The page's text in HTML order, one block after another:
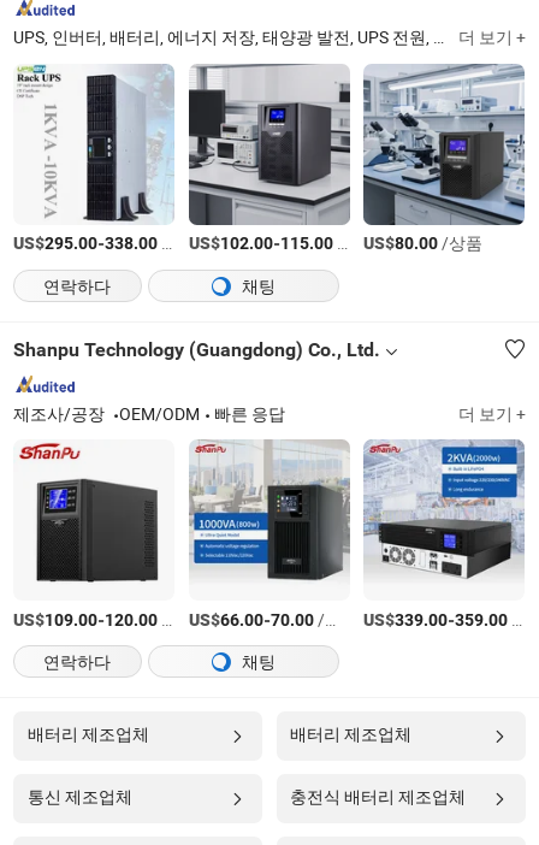
UPS, 인버터, 배터리, 에너지 저장, 태양광 발전, UPS 전원, 휴대용 전원 스테이션, 온라인 UPS, 전원 인버터, DC AC 인버터 더 보기 +
US$295.00-338.00 US$102.00-115.00/상품 US$80.00/상품
연락하다
채팅
Shanpu Technology (Guangdong) Co., Ltd.
제조사/공장 OEM/ODM 빠른 응답 더 보기 +
US$109.00-120.00 US$66.00-70.00/상품 US$339.00-359.00
연락하다
채팅
배터리 제조업체 배터리 제조업체
통신 제조업체 충전식 배터리 제조업체